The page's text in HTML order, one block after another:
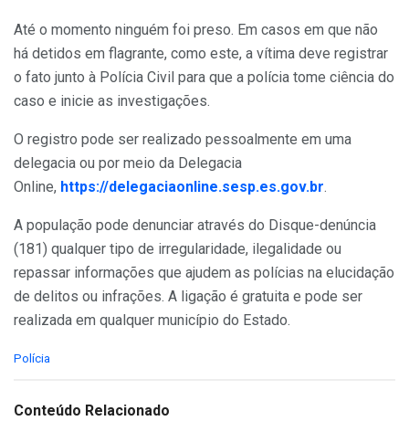
Até o momento ninguém foi preso. Em casos em que não
há detidos em flagrante, como este, a vítima deve registrar
o fato junto à Polícia Civil para que a polícia tome ciência do
caso e inicie as investigações.
O registro pode ser realizado pessoalmente em uma
delegacia ou por meio da Delegacia
Online, https://delegaciaonline.sesp.es.gov.br.
A população pode denunciar através do Disque-denúncia
(181) qualquer tipo de irregularidade, ilegalidade ou
repassar informações que ajudem as polícias na elucidação
de delitos ou infrações. A ligação é gratuita e pode ser
realizada em qualquer município do Estado.
C
e
Polícia
Conteúdo Relacionado